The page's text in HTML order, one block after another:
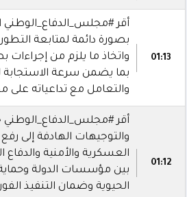
01:13
أقر #مجلس_الدفاع_الوطني
بصورة دائمة لمتابعة
واتخاذ ما يلزم من
بما يضمن سرعة الاستجابة
والتعامل مع تداعياته
01:12
أقر #مجلس_الدفاع_الوطني
والتوجيهات الهادفة إلى
العسكرية والأمنية والدفاع
بين مؤسسات الدولة
الحيوية وضمان التنفيذ